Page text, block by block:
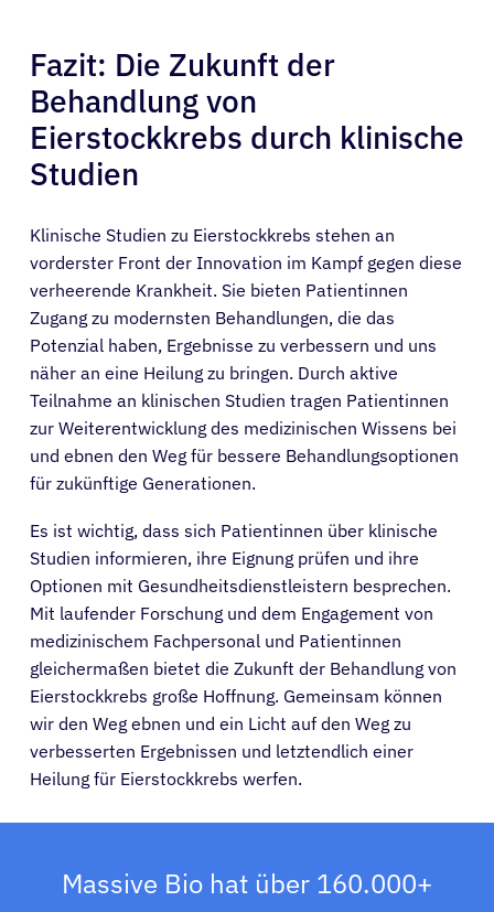
Fazit: Die Zukunft der
Behandlung von
Eierstockkrebs durch klinische
Studien
Klinische Studien zu Eierstockkrebs stehen an
vorderster Front der Innovation im Kampf gegen diese
verheerende Krankheit. Sie bieten Patientinnen
Zugang zu modernsten Behandlungen, die das
Potenzial haben, Ergebnisse zu verbessern und uns
näher an eine Heilung zu bringen. Durch aktive
Teilnahme an klinischen Studien tragen Patientinnen
zur Weiterentwicklung des medizinischen Wissens bei
und ebnen den Weg für bessere Behandlungsoptionen
für zukünftige Generationen.
Es ist wichtig, dass sich Patientinnen über klinische
Studien informieren, ihre Eignung prüfen und ihre
Optionen mit Gesundheitsdienstleistern besprechen.
Mit laufender Forschung und dem Engagement von
medizinischem Fachpersonal und Patientinnen
gleichermaßen bietet die Zukunft der Behandlung von
Eierstockkrebs große Hoffnung. Gemeinsam können
wir den Weg ebnen und ein Licht auf den Weg zu
verbesserten Ergebnissen und letztendlich einer
Heilung für Eierstockkrebs werfen.
Massive Bio hat über 160.000+